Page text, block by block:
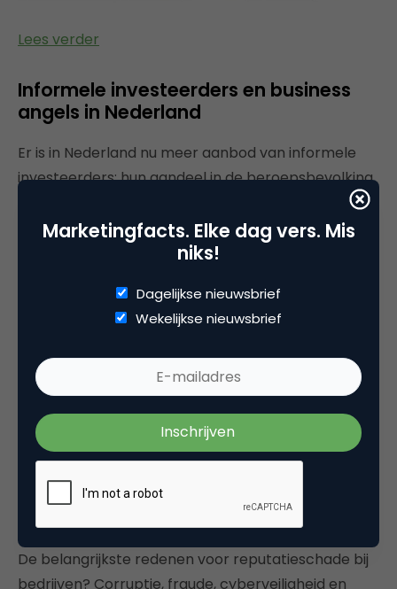
Lees verder
Informele investeerders en business
angels in Nederland
Er is in Nederland nu meer aanbod van informele
investeerders: hun aandeel in de beroepsbevolking
is gestegen van 1,3% in 2001 naar 3,5% in 2013. Die
groei van het percentage informele investeerders
is er ook elders, zowel binnen de EU als binnen de
kredietcrisis. Het gemiddeld geïnvesteerde bedrag
nam aanvankelijk toe (naar 55.000 euro), maar met
nam het weer af (naar 30.000 euro.) Het aantal is
vooral gegroeid door toetreding van kleinere
informele investeerders.
Lees verder
2014 Global survey on reputation risk
De belangrijkste redenen voor reputatieschade bij
bedrijven? Corruptie, fraude, cyberveiligheid en
Marketingfacts. Elke dag vers. Mis
niks!
Dagelijkse nieuwsbrief
Wekelijkse nieuwsbrief